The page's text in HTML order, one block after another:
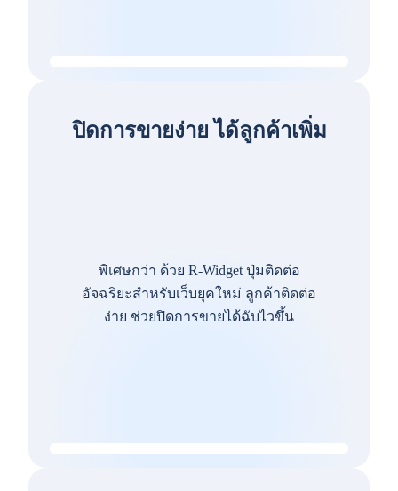
ปิดการขายง่าย ได้ลูกค้าเพิ่ม
พิเศษกว่า ด้วย R-Widget ปุ่มติดต่อ
อัจฉริยะสำหรับเว็บยุคใหม่ ลูกค้าติดต่อ
ง่าย ช่วยปิดการขายได้ฉับไวขึ้น